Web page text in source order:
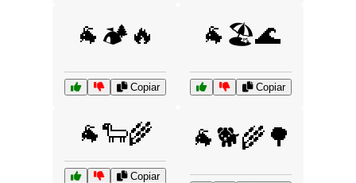
🐐🏕️🔥
Copiar
🐐🏖️🌊
Copiar
🐐🐑🌾
Copiar
🐐🐕🌾🌳